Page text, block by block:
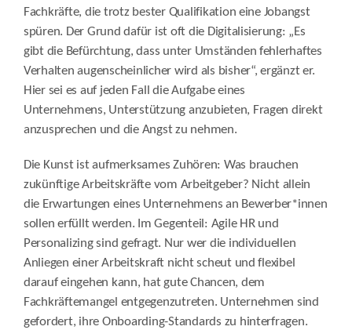
Fachkräfte, die trotz bester Qualifikation eine Jobangst
spüren. Der Grund dafür ist oft die Digitalisierung: „Es
gibt die Befürchtung, dass unter Umständen fehlerhaftes
Verhalten augenscheinlicher wird als bisher“, ergänzt er.
Hier sei es auf jeden Fall die Aufgabe eines
Unternehmens, Unterstützung anzubieten, Fragen direkt
anzusprechen und die Angst zu nehmen.
Die Kunst ist aufmerksames Zuhören: Was brauchen
zukünftige Arbeitskräfte vom Arbeitgeber? Nicht allein
die Erwartungen eines Unternehmens an Bewerber*innen
sollen erfüllt werden. Im Gegenteil: Agile HR und
Personalizing sind gefragt. Nur wer die individuellen
Anliegen einer Arbeitskraft nicht scheut und flexibel
darauf eingehen kann, hat gute Chancen, dem
Fachkräftemangel entgegenzutreten. Unternehmen sind
gefordert, ihre Onboarding-Standards zu hinterfragen.